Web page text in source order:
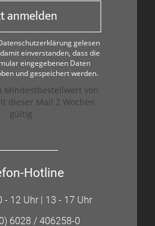
anmelden
gelesen
einverstanden, dass die
eingegebenen Daten
und gespeichert werden.
Mindestbestellwert von
dieser Mail 2 Wochen
gültig
Hotline
- 12 Uhr | 13 - 17 Uhr
6028 / 406258-0